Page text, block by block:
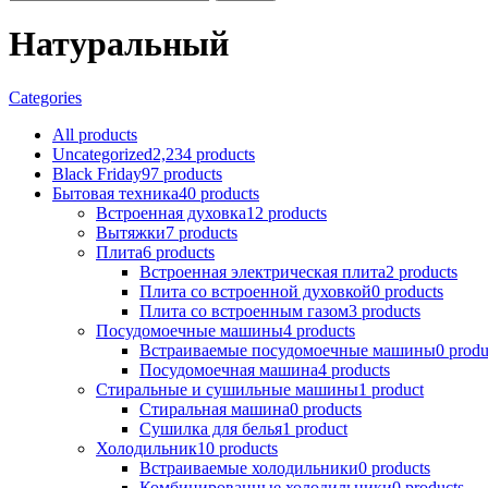
Натуральный
Categories
All products
Uncategorized2,234 products
Black Friday97 products
Бытовая техника40 products
Встроенная духовка12 products
Вытяжки7 products
Плита6 products
Встроенная электрическая плита2 products
Плита со встроенной духовкой0 products
Плита со встроенным газом3 products
Посудомоечные машины4 products
Встраиваемые посудомоечные машины0
Посудомоечная машина4 products
Стиральные и сушильные машины1 product
Стиральная машина0 products
Сушилка для белья1 product
Холодильник10 products
Встраиваемые холодильники0 products